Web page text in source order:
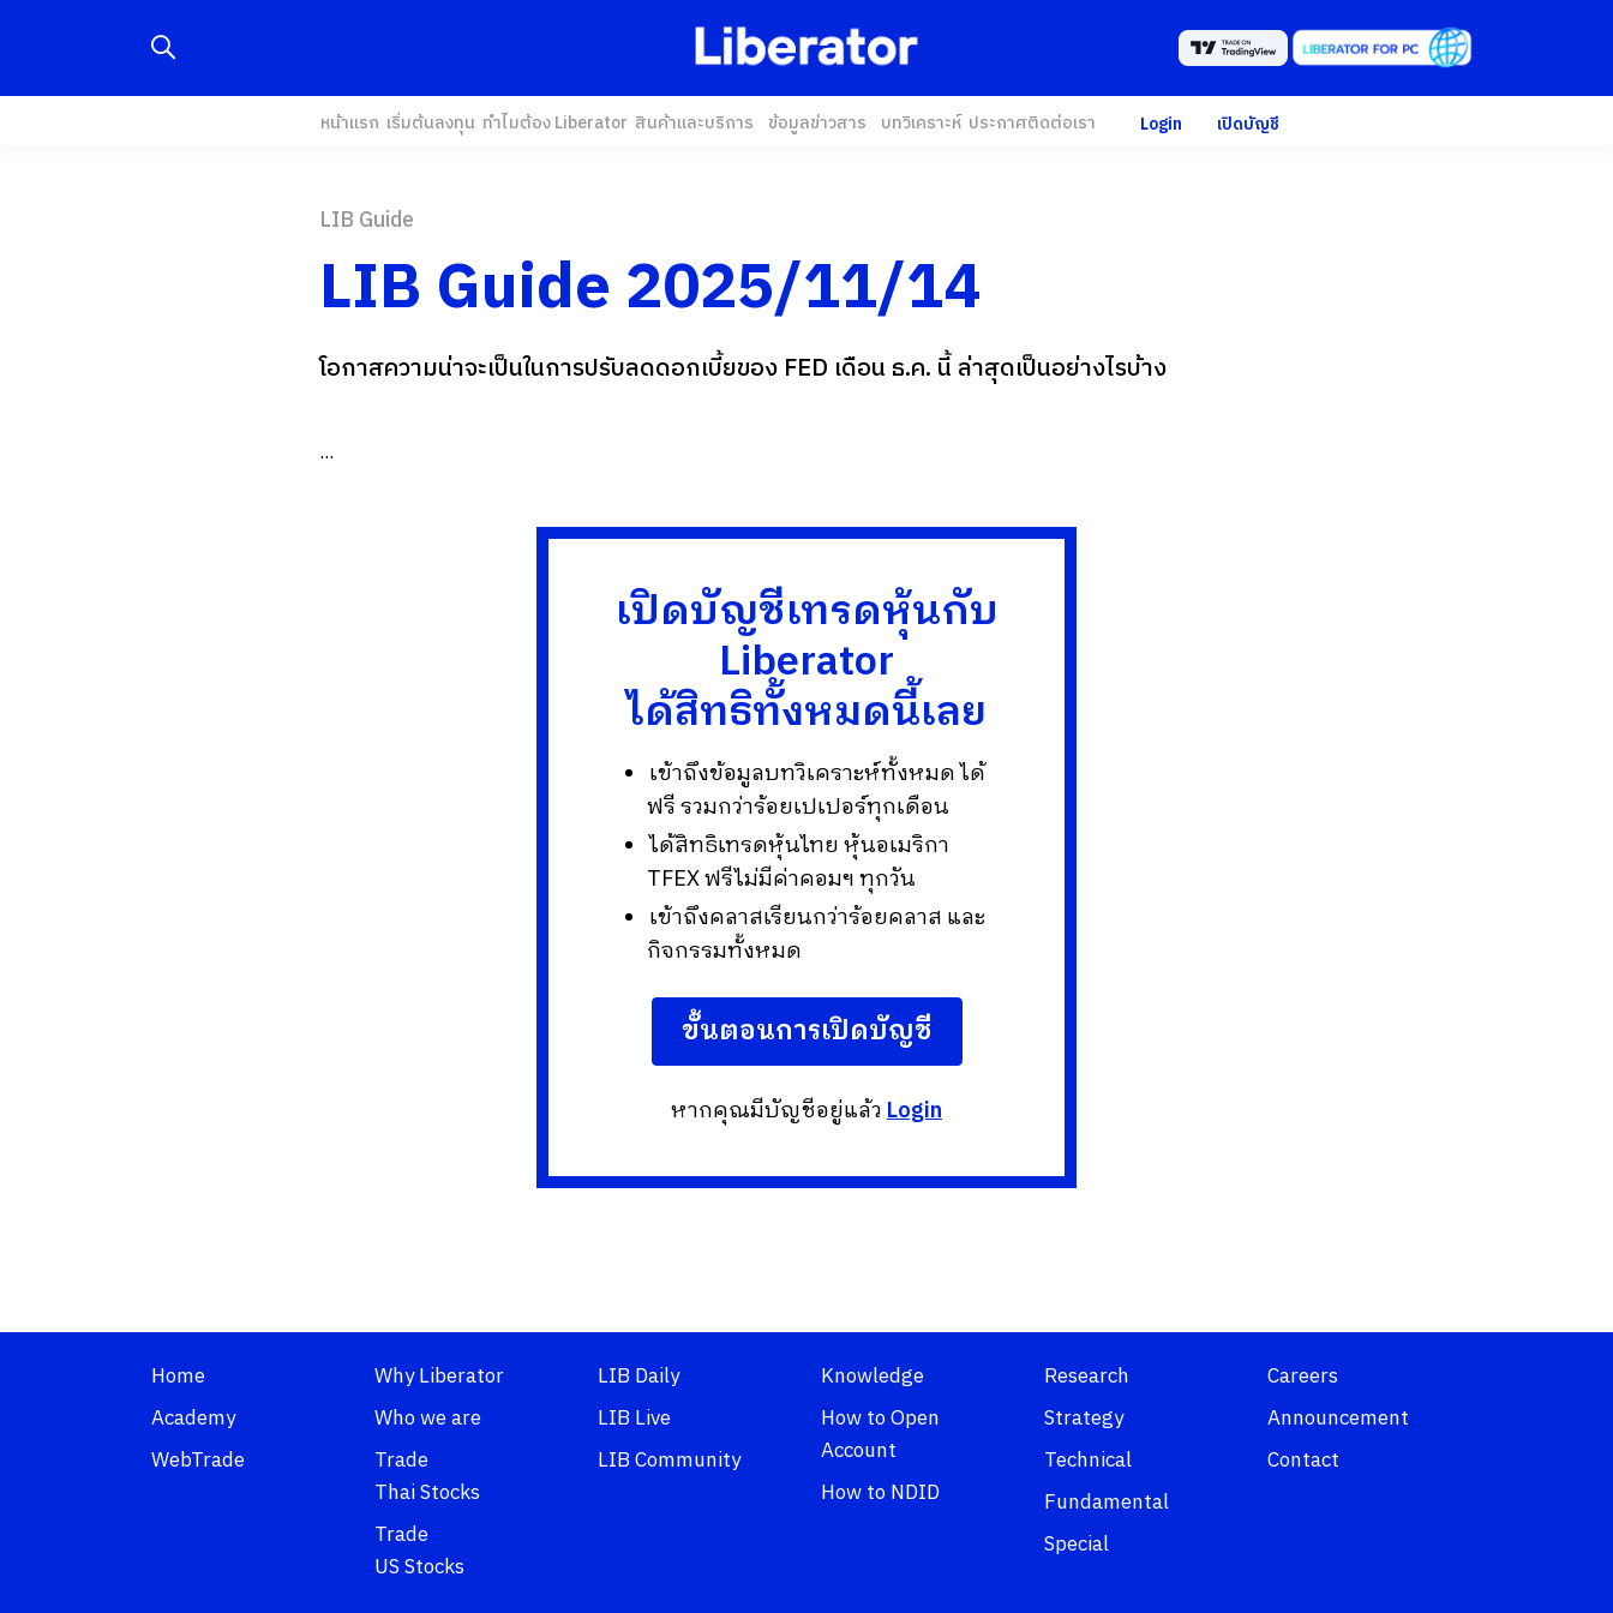
หน้าแรก เริ่มต้นลงทุน ทำไมต้อง Liberator สินค้าและบริการ ข้อมูลข่าวสาร บทวิเคราะห์ ประกาศติดต่อเรา Login เปิดบัญชี
LIB Guide
LIB Guide 2025/11/14
โอกาสความน่าจะเป็นในการปรับลดดอกเบี้ยของ FED เดือน ธ.ค. นี้ ล่าสุดเป็นอย่างไรบ้าง
...
เปิดบัญชีเทรดหุ้นกับ
Liberator
ได้สิทธิทั้งหมดนี้เลย
เข้าถึงข้อมูลบทวิเคราะห์ทั้งหมด ได้
ฟรี รวมกว่าร้อยเปเปอร์ทุกเดือน
ได้สิทธิเทรดหุ้นไทย หุ้นอเมริกา
TFEX ฟรีไม่มีค่าคอมฯ ทุกวัน
เข้าถึงคลาสเรียนกว่าร้อยคลาส และ
กิจกรรมทั้งหมด
ขั้นตอนการเปิดบัญชี
หากคุณมีบัญชีอยู่แล้วLogin
Home
Academy
WebTrade
Why Liberator
Who we are
Trade
Thai Stocks
Trade
US Stocks
LIB Daily
LIB Live
LIB Community
Knowledge
How to Open
Account
How to NDID
Research
Strategy
Technical
Fundamental
Special
Careers
Announcement
Contact